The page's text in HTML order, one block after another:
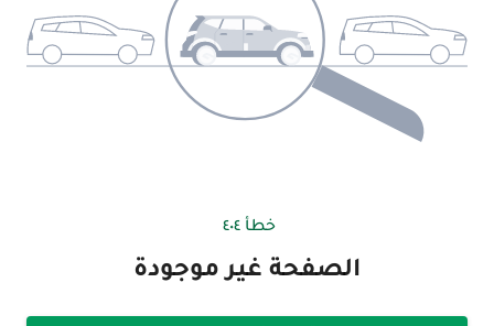
خطأ ٤٠٤
الصفحة غير موجودة